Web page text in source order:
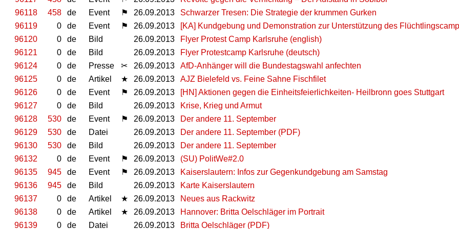
96118
458 de Event ⚑ 26.09.2013
Schwarzer Tresen: Die Strategie der krummen Gurken
96119
0 de Event ⚑ 26.09.2013
[KA] Kundgebung und Demonstration zur Unterstützung des
96120
0 de Bild 26.09.2013
Flyer Protest Camp Karlsruhe (english)
96121
0 de Bild 26.09.2013
Flyer Protestcamp Karlsruhe (deutsch)
96124
0 de Presse ✂ 26.09.2013
AfD-Anhänger will die Bundestagswahl anfechten
96125
0 de Artikel ★ 26.09.2013
AJZ Bielefeld vs. Feine Sahne Fischfilet
96126
0 de Event ⚑ 26.09.2013
[HN] Aktionen gegen die Einheitsfeierlichkeiten- Heilbronn goes Stuttgart
96127
0 de Bild 26.09.2013
Krise, Krieg und Armut
96128
530 de Event ⚑ 26.09.2013
Der andere 11. September
96129
530 de Datei 26.09.2013
Der andere 11. September (PDF)
96130
530 de Bild 26.09.2013
Der andere 11. September
96132
0 de Event ⚑ 26.09.2013
(SU) PolitWe#2.0
96135
945 de Event ⚑ 26.09.2013
Kaiserslautern: Infos zur Gegenkundgebung am Samstag
96136
945 de Bild 26.09.2013
Karte Kaiserslautern
96137
0 de Artikel ★ 26.09.2013
Neues aus Rackwitz
96138
0 de Artikel ★ 26.09.2013
Hannover: Britta Oelschläger im Portrait
96139
0 de Datei 26.09.2013 Britta Oelschläger (PDF)